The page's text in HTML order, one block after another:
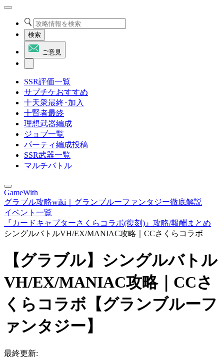
検索
ご意見
SSR評価一覧
サプチケおすすめ
十天衆最終･加入
十賢者最終
理想武器編成
ジョブ一覧
パーティ編成投稿
SSR武器一覧
マルチバトル
GameWith
グラブル攻略wiki｜グランブルーファンタジー徹底解説
イベント一覧
『カードキャプターさくらコラボ(復刻)』攻略/報酬まとめ
シングルバトルVH/EX/MANIAC攻略｜CCさくらコラボ
【グラブル】シングルバトル
VH/EX/MANIAC攻略｜CCさ
くらコラボ【グランブルーフ
ァンタジー】
最終更新: